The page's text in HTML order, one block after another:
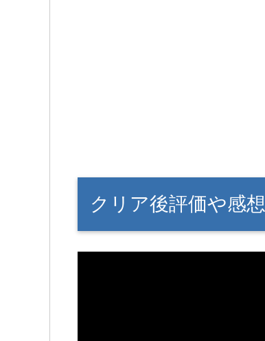
クリア後評価や感想